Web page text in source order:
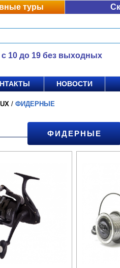
туры
с 10 до 19 без выходных
НОВОСТИ
/ ФИДЕРНЫЕ
ФИДЕРНЫЕ